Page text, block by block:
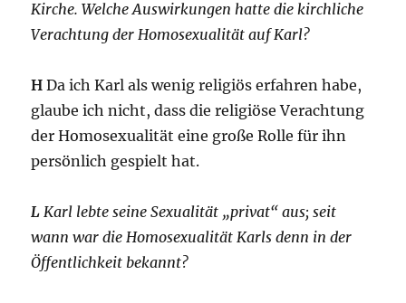
Kirche. Welche Auswirkungen hatte die kirchliche
Verachtung der Homosexualität auf Karl?
H Da ich Karl als wenig religiös erfahren habe,
glaube ich nicht, dass die religiöse Verachtung
der Homosexualität eine große Rolle für ihn
persönlich gespielt hat.
L Karl lebte seine Sexualität „privat“ aus; seit
wann war die Homosexualität Karls denn in der
Öffentlichkeit bekannt?